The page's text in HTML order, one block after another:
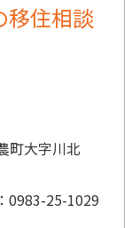
移住相談
町大字川北
0983-25-1029